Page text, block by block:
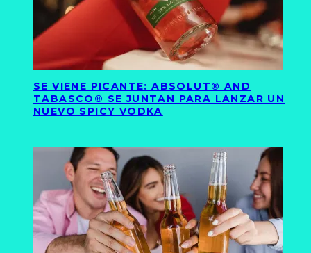
SE VIENE PICANTE: ABSOLUT® AND
TABASCO® SE JUNTAN PARA LANZAR UN
NUEVO SPICY VODKA